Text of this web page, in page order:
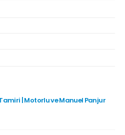
| Motorlu ve Manuel Panjur